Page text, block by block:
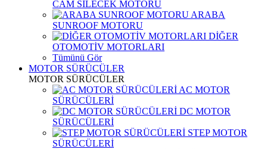
CAM SİLECEK MOTORU
ARABA
SUNROOF MOTORU
DİĞER
OTOMOTİV MOTORLARI
Tümünü Gör
MOTOR SÜRÜCÜLER
MOTOR SÜRÜCÜLER
AC MOTOR
SÜRÜCÜLERİ
DC MOTOR
SÜRÜCÜLERİ
STEP MOTOR
SÜRÜCÜLERİ